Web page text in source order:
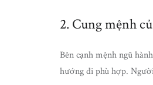
2. Cung mệnh
Bên cạnh mệnh ngũ
hướng đi phù hợp.